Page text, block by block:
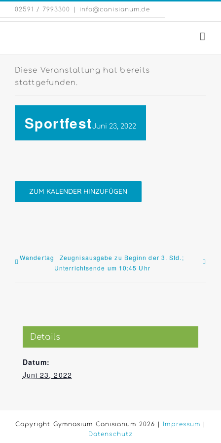
Zum
Inhalt
02591 / 7993300 info@canisianum.de
Diese Veranstaltung hat bereits
stattgefunden.
SportfestJuni 23, 2022
ZUM KALENDER HINZUFÜGEN
Wandertag
Zeugnisausgabe zu Beginn der 3. Std.;
Unterrichtsende um 10:45 Uhr
Details
Datum:
Juni 23, 2022
Copyright Gymnasium Canisianum 2026 | Impressum |
Datenschutz